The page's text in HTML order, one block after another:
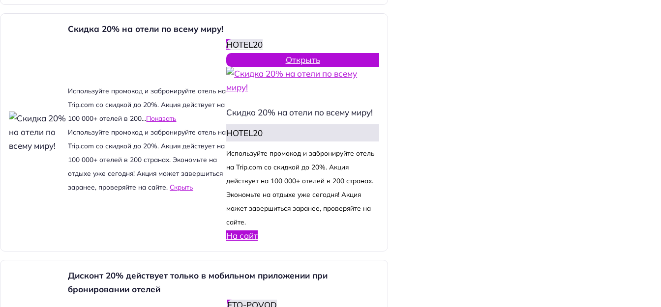
Скидка 20% на отели по всему миру!
Используйте промокод и забронируйте отель на
Trip.com со скидкой до 20%. Акция действует на
100 000+ отелей в 200...Показать
Используйте промокод и забронируйте отель на
Trip.com со скидкой до 20%. Акция действует на
100 000+ отелей в 200 странах. Экономьте на
отдыхе уже сегодня! Акция может завершиться
заранее, проверяйте на сайте.Скрыть
HOTEL20
Открыть
Скидка 20% на отели по всему миру!
HOTEL20
Используйте промокод и забронируйте отель
на Trip.com со скидкой до 20%. Акция
действует на 100 000+ отелей в 200 странах.
Экономьте на отдыхе уже сегодня! Акция
может завершиться заранее, проверяйте на
сайте.
На сайт
Дисконт 20% действует только в мобильном приложении при
бронировании отелей